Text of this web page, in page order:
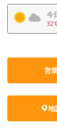
今
営
地